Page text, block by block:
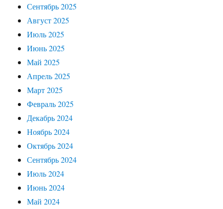
Сентябрь 2025
Август 2025
Июль 2025
Июнь 2025
Май 2025
Апрель 2025
Март 2025
Февраль 2025
Декабрь 2024
Ноябрь 2024
Октябрь 2024
Сентябрь 2024
Июль 2024
Июнь 2024
Май 2024